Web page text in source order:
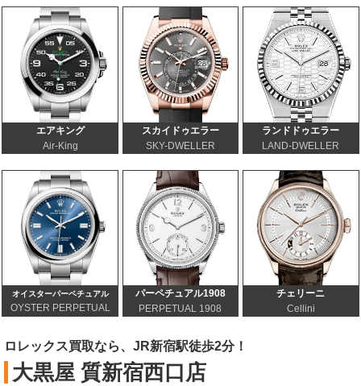
エアキング
Air-King
スカイドゥエラー
SKY-DWELLER
ランドドゥエラー
LAND-DWELLER
オイスターパーペチュアル
OYSTER PERPETUAL
パーペチュアル1908
PERPETUAL 1908
チェリーニ
Cellini
ロレックス買取なら、JR新宿駅徒歩2分！
大黒屋 質新宿西口店